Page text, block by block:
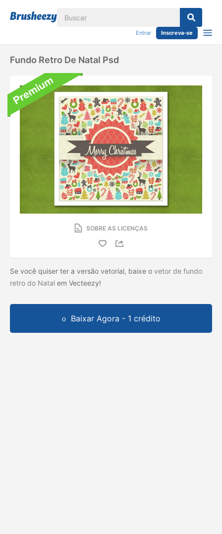
Entrar Inscreva-se
Fundo Retro De Natal Psd
SOBRE AS LICENÇAS
Se você quiser ter a versão vetorial, baixe o vetor de fundo
retro do Natal em Vecteezy!
Baixar Agora - 1 crédito